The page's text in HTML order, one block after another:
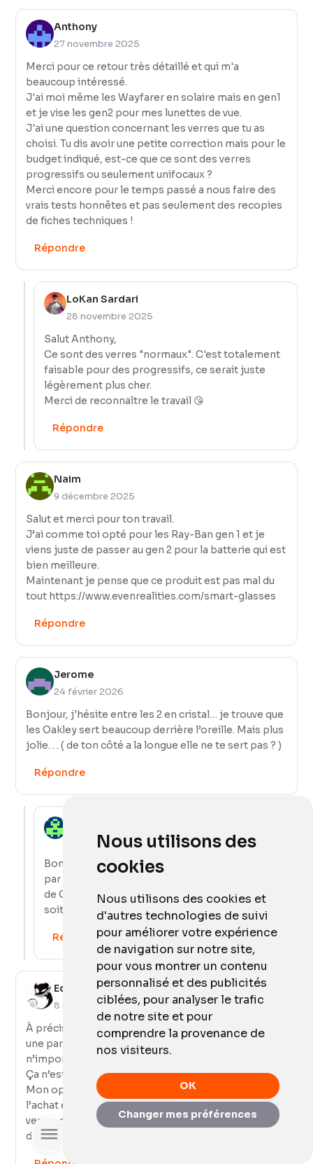
Nous utilisons des
cookies
Nous utilisons des cookies et
d'autres technologies de suivi
pour améliorer votre expérience
de navigation sur notre site,
pour vous montrer un contenu
personnalisé et des publicités
ciblées, pour analyser le trafic
de notre site et pour
comprendre la provenance de
nos visiteurs.
OK
Changer mes préférences
Anthony
27 novembre 2025
Merci pour ce retour très détaillé et qui m'a
beaucoup intéressé.
J'ai moi même les Wayfarer en solaire mais en gen1
et je vise les gen2 pour mes lunettes de vue.
J'ai une question concernant les verres que tu as
choisi. Tu dis avoir une petite correction mais pour le
budget indiqué, est-ce que ce sont des verres
progressifs ou seulement unifocaux ?
Merci encore pour le temps passé a nous faire des
vrais tests honnêtes et pas seulement des recopies
de fiches techniques !
Répondre
LoKan Sardari
28 novembre 2025
Salut Anthony,
Ce sont des verres "normaux". C'est totalement
faisable pour des progressifs, ce serait juste
légèrement plus cher.
Merci de reconnaître le travail 😘
Répondre
Naim
9 décembre 2025
Salut et merci pour ton travail.
J’ai comme toi opté pour les Ray-Ban gen 1 et je
viens juste de passer au gen 2 pour la batterie qui est
bien meilleure.
Maintenant je pense que ce produit est pas mal du
tout https://www.evenrealities.com/smart-glasses
Répondre
Jerome
24 février 2026
Bonjour, j'hésite entre les 2 en cristal… je trouve que
les Oakley sert beaucoup derrière l’oreille. Mais plus
jolie. . . ( de ton côté a la longue elle ne te sert pas ? )
Répondre
12 mars 2026
Bonjour, perso j'ai le même problème. Et ca fini
par mebdonner la migraine. J'attends un retour
de Oakley. E dommage que les séries limitées ne
soit pas en France pour rayban
Répondre
Eddy
8 mars 2026
À préciser : votre mutuelle peut prendre en charge
une partie dans le cadre d’une ordonnance, comme
n’importe quel achat de lunettes chez un opticien.
Ça n’est pas négligeable !
Mon opticien m’a permis de tester en live avant
l’achat et j’attend ma paire avec impatience, avec les
verres correcteurs, transition et même progressifs
dans mon cas.